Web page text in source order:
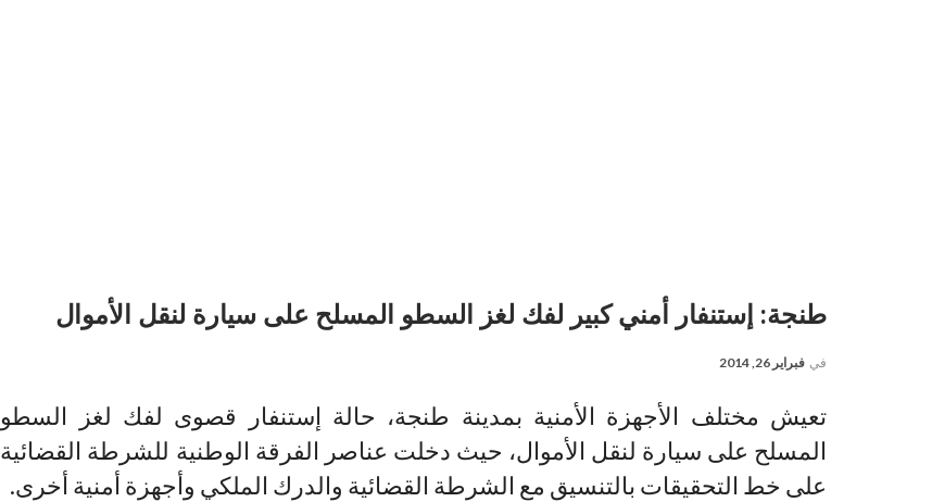
طنجة: إستنفار أمني كبير لفك لغز السطو المسلح على سيارة لنقل الأموال
في فبراير 26, 2014
تعيش مختلف الأجهزة الأمنية بمدينة طنجة، حالة إستنفار قصوى لفك لغز السطو
المسلح على سيارة لنقل الأموال، حيث دخلت عناصر الفرقة الوطنية للشرطة القضائية
على خط التحقيقات بالتنسيق مع الشرطة القضائية والدرك الملكي وأجهزة أمنية أخرى.